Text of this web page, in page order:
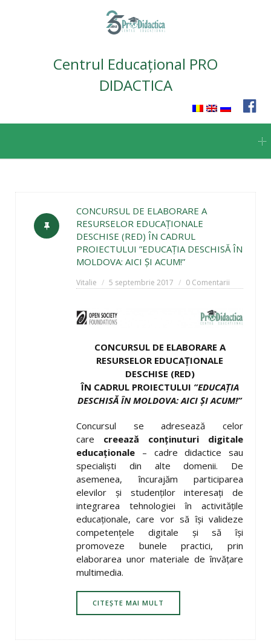
Centrul Educațional PRO
DIDACTICA
content
CONCURSUL DE ELABORARE A
RESURSELOR EDUCAŢIONALE
DESCHISE (RED) ÎN CADRUL
PROIECTULUI ”EDUCAŢIA DESCHISĂ ÎN
MOLDOVA: AICI ŞI ACUM!”
Vitalie 5 septembrie 2017 0 Comentarii
CONCURSUL DE ELABORARE A
RESURSELOR EDUCAŢIONALE
DESCHISE (RED)
ÎN CADRUL PROIECTULUI ”EDUCAŢIA
DESCHISĂ ÎN MOLDOVA: AICI ŞI ACUM!”
Concursul se adresează celor
care creează conţinuturi digitale
educaţionale – cadre didactice sau
specialişti din alte domenii. De
asemenea, încurajăm participarea
elevilor şi studenţilor interesaţi de
integrarea tehnologiei în activităţile
educaţionale, care vor să îşi valideze
competenţele digitale şi să îşi
promoveze bunele practici, prin
elaborarea unor materiale de învăţare
multimedia.
CITEȘTE MAI MULT